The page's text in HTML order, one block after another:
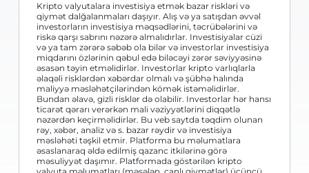
Kripto valyutalara investisiya etmək bazar riskləri və
qiymət dalğalanmaları daşıyır. Alış və ya satışdan əvvəl
investorların investisiya məqsədlərini, təcrübələrini və
riskə qarşı sabrını nəzərə almalıdırlar. Investisiyalar cüzi
və ya tam zərərə səbəb ola bilər və investorlar investisiya
miqdarını özlərinin qəbul edə biləcəyi zərər səviyyəsinə
əsasən təyin etməlidirlər. Investorlar kripto varlıqlarla
əlaqəli risklərdən xəbərdar olmalı və şübhə halında
maliyyə məsləhətçilərindən kömək istəməlidirlər.
Bundan əlavə, gizli risklər də olabilir. Investorlar hər hansı
ticarət qərarı verərkən mali vəziyyətlərini diqqətlə
nəzərdən keçirməlidirlər. Bu veb saytda təqdim olunan
rəy, xəbər, analiz və s. bazar rəydir və investisiya
məsləhəti təşkil etmir. Platforma bu məlumatlara
əsaslanaraq əldə edilmiş qazanc itkilərinə görə
məsuliyyət daşımır. Platformada göstərilən kripto